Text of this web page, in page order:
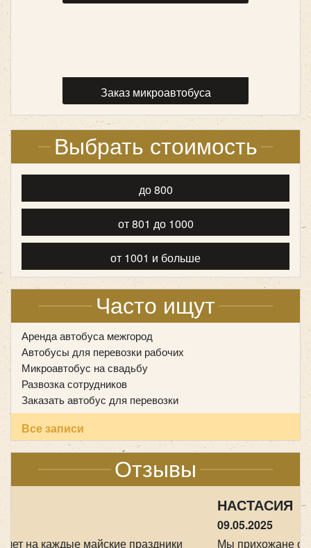
Заказ микроавтобуса
Выбрать стоимость
до 800
от 801 до 1000
от 1001 и больше
Часто ищут
Аренда автобуса межгород
Автобусы для перевозки рабочих
Микроавтобус на свадьбу
Развозка сотрудников
Заказать автобус для перевозки
Все записи
Отзывы
Мы прихожане от Храма всех Святых в земле
Количество мест:
Цена от:800 руб/час
Volkswagen Caravelle 7 мест
Количество мест:7